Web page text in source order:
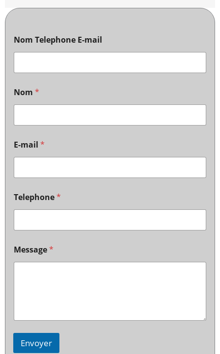
Nom Telephone E-mail
Nom *
E-mail *
Telephone*
Message*
Envoyer